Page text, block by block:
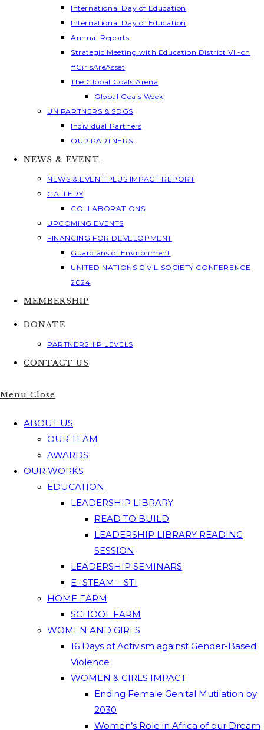
International Day of Education
International Day of Education
Annual Reports
Strategic Meeting with Education District VI -on
#GirlsAreAsset
The Global Goals Arena
Global Goals Week
UN PARTNERS & SDGS
Individual Partners
OUR PARTNERS
NEWS & EVENT
NEWS & EVENT PLUS IMPACT REPORT
GALLERY
COLLABORATIONS
UPCOMING EVENTS
FINANCING FOR DEVELOPMENT
Guardians of Environment
UNITED NATIONS CIVIL SOCIETY CONFERENCE
2024
MEMBERSHIP
DONATE
PARTNERSHIP LEVELS
CONTACT US
Menu Close
ABOUT US
OUR TEAM
AWARDS
OUR WORKS
EDUCATION
LEADERSHIP LIBRARY
READ TO BUILD
LEADERSHIP LIBRARY READING
SESSION
LEADERSHIP SEMINARS
E- STEAM – STI
HOME FARM
SCHOOL FARM
WOMEN AND GIRLS
16 Days of Activism against Gender-Based
Violence
WOMEN & GIRLS IMPACT
Ending Female Genital Mutilation by
2030
Women’s Role in Africa of our Dream